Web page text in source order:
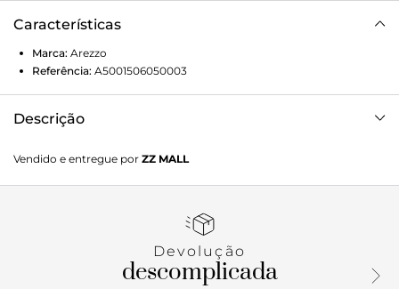
Características
Marca: Arezzo
Referência: A5001506050003
Descrição
formato estruturado e retangular. Traz alça em corrente
metálica, presa à bolsa na parte superior. Possui fecho em
Vendido e entregue por ZZ MALL
Devolução
descomplicada